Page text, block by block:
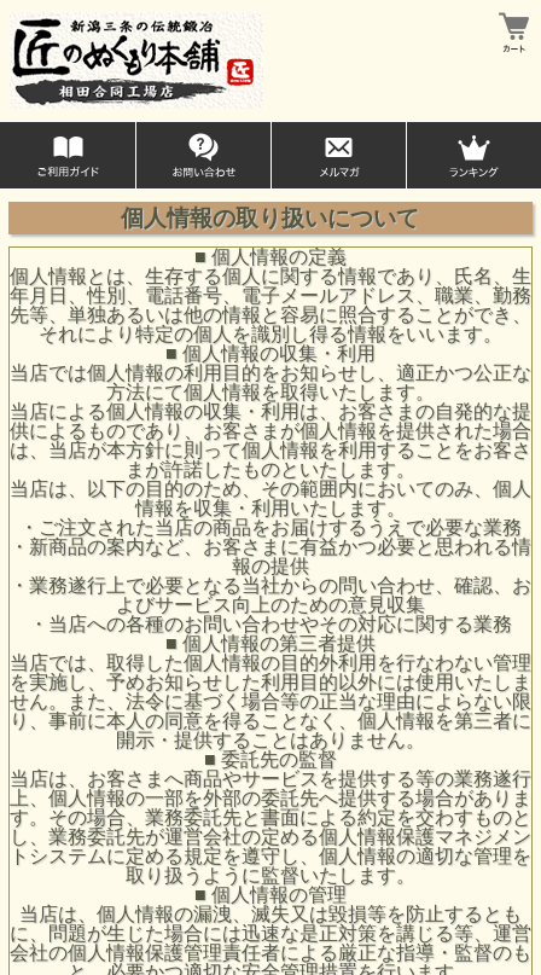
個人情報の取り扱いについて
■ 個人情報の定義
個人情報とは、生存する個人に関する情報であり、氏名、生
年月日、性別、電話番号、電子メールアドレス、職業、勤務
先等、単独あるいは他の情報と容易に照合することができ、
それにより特定の個人を識別し得る情報をいいます。
■ 個人情報の収集・利用
当店では個人情報の利用目的をお知らせし、適正かつ公正な
方法にて個人情報を取得いたします。
当店による個人情報の収集・利用は、お客さまの自発的な提
供によるものであり、お客さまが個人情報を提供された場合
は、当店が本方針に則って個人情報を利用することをお客さ
まが許諾したものといたします。
当店は、以下の目的のため、その範囲内においてのみ、個人
情報を収集・利用いたします。
・ご注文された当店の商品をお届けするうえで必要な業務
・新商品の案内など、お客さまに有益かつ必要と思われる情
報の提供
・業務遂行上で必要となる当社からの問い合わせ、確認、お
よびサービス向上のための意見収集
・当店への各種のお問い合わせやその対応に関する業務
■ 個人情報の第三者提供
当店では、取得した個人情報の目的外利用を行なわない管理
を実施し、予めお知らせした利用目的以外には使用いたしま
せん。また、法令に基づく場合等の正当な理由によらない限
り、事前に本人の同意を得ることなく、個人情報を第三者に
開示・提供することはありません。
■ 委託先の監督
当店は、お客さまへ商品やサービスを提供する等の業務遂行
上、個人情報の一部を外部の委託先へ提供する場合がありま
す。その場合、業務委託先と書面による約定を交わすものと
し、業務委託先が運営会社の定める個人情報保護マネジメン
トシステムに定める規定を遵守し、個人情報の適切な管理を
取り扱うように監督いたします。
■ 個人情報の管理
当店は、個人情報の漏洩、滅失又は毀損等を防止するとも
に、問題が生じた場合には迅速な是正対策を講じる等、運営
会社の個人情報保護管理責任者による厳正な指導・監督のも